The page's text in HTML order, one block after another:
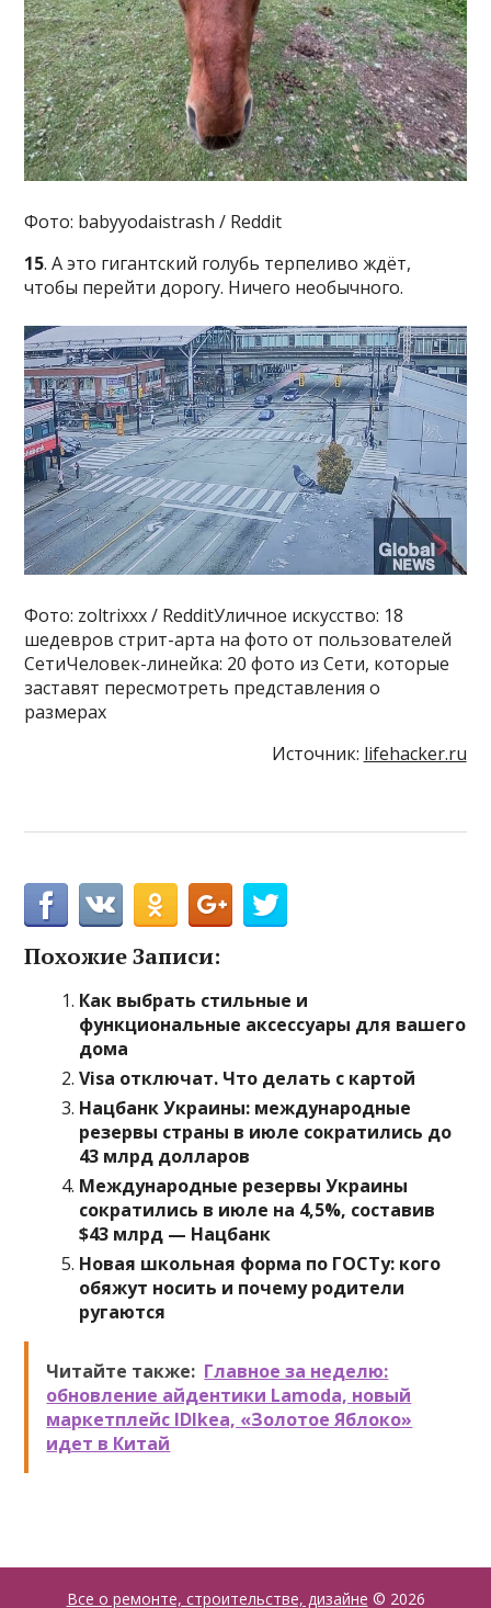
Фото: babyyodaistrash / Reddit
15. А это гигантский голубь терпеливо ждёт,
чтобы перейти дорогу. Ничего необычного.
Фото: zoltrixxx / RedditУличное искусство: 18
шедевров стрит-арта на фото от пользователей
СетиЧеловек-линейка: 20 фото из Сети, которые
заставят пересмотреть представления о
размерах
Источник: lifehacker.ru
Похожие Записи:
Как выбрать стильные и
функциональные аксессуары для вашего
дома
Visa отключат. Что делать с картой
Нацбанк Украины: международные
резервы страны в июле сократились до
43 млрд долларов
Международные резервы Украины
сократились в июле на 4,5%, составив
$43 млрд — Нацбанк
Новая школьная форма по ГОСТу: кого
обяжут носить и почему родители
ругаются
Читайте также: Главное за неделю:
обновление айдентики Lamoda, новый
маркетплейс IDIkea, «Золотое Яблоко»
идет в Китай
Все о ремонте, строительстве, дизайне © 2026